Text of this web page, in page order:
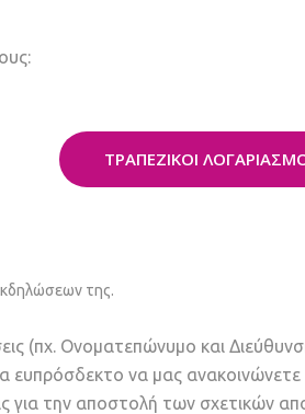
ΤΡΑΠΕΖΙΚΟΙ
της.
(πχ. Ονοματεπώνυμο και
ευπρόσδεκτο να μας ανακοινώνετε
την αποστολή των σχετικών